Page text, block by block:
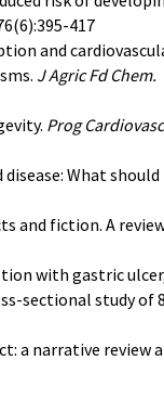
417
and
J Agric Fd Chem.
Prog
What
and fiction. A
with gastric
sectional study of
a narrative review